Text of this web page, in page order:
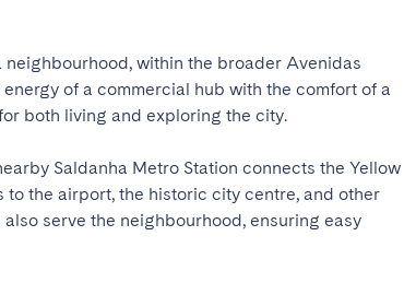
within the broader Avenidas
of a commercial hub with the comfort of a
both living and exploring the city.
Saldanha Metro Station connects the Yellow
the airport, the historic city centre, and other
serve the neighbourhood, ensuring easy